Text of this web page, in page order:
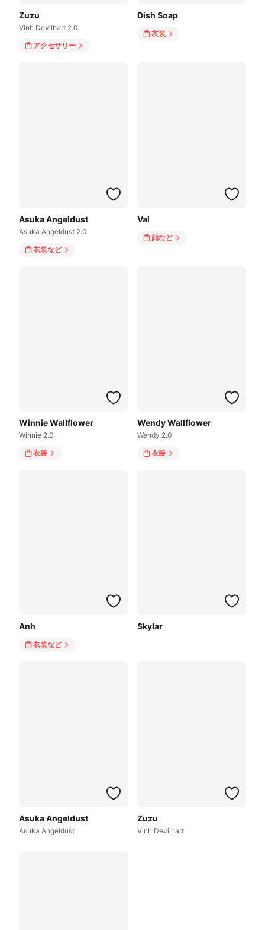
Zuzu
Vinh Devilhart 2.0
アクセサリー
Dish Soap
衣装
Asuka Angeldust
Asuka Angeldust 2.0
衣装など
Val
顔など
Winnie Wallflower
Winnie 2.0
衣装
Wendy Wallflower
Wendy 2.0
衣装
Anh
衣装など
Skylar
Asuka Angeldust
Asuka Angeldust
Zuzu
Vinh Devilhart